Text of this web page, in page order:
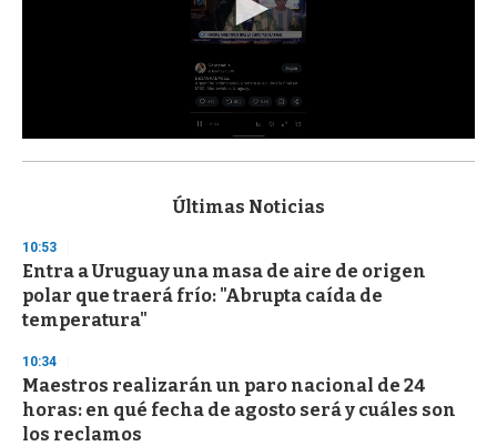
s
d
s
o
f
3
s
e
c
o
n
Últimas Noticias
10:53
Entra a Uruguay una masa de aire de origen
polar que traerá frío: "Abrupta caída de
temperatura"
10:34
Maestros realizarán un paro nacional de 24
horas: en qué fecha de agosto será y cuáles son
los reclamos